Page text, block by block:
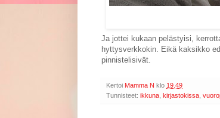
Ja jottei kukaan pelästyisi,
hyttysverkkokin. Eikä kaksikko
pinnistelisivät.
Kertoi Mamma N klo 19.49
Tunnisteet: ikkuna kirjastokissa